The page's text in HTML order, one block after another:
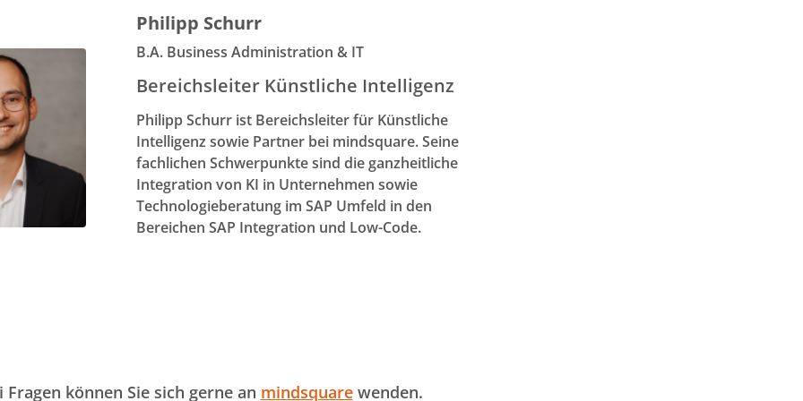
Philipp Schurr
B.A. Business Administration & IT
Bereichsleiter Künstliche Intelligenz
Philipp Schurr ist Bereichsleiter für Künstliche
Intelligenz sowie Partner bei mindsquare. Seine
fachlichen Schwerpunkte sind die ganzheitliche
Integration von KI in Unternehmen sowie
Technologieberatung im SAP Umfeld in den
Bereichen SAP Integration und Low-Code.
Fragen können Sie sich gerne an mindsquarewenden.